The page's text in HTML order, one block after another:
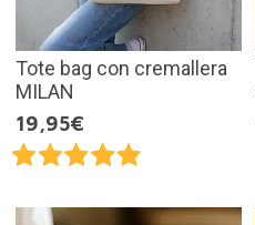
Tote bag con cremallera
MILAN
19,95€